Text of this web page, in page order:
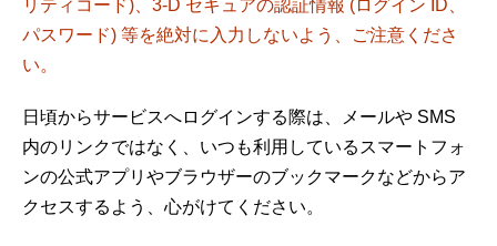
リティコード)、3-D セキュアの認証情報 (ログイン ID、
パスワード) 等を絶対に入力しないよう、ご注意くださ
い。
日頃からサービスへログインする際は、メールや SMS
内のリンクではなく、いつも利用しているスマートフォ
ンの公式アプリやブラウザーのブックマークなどからア
クセスするよう、心がけてください。